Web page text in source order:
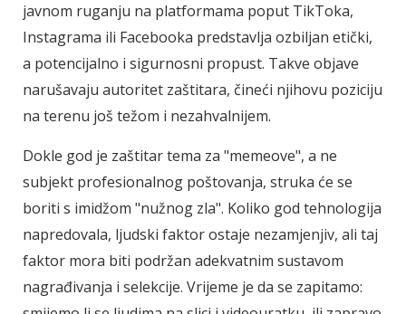
javnom ruganju na platformama poput TikToka,
Instagrama ili Facebooka predstavlja ozbiljan etički,
a potencijalno i sigurnosni propust. Takve objave
narušavaju autoritet zaštitara, čineći njihovu poziciju
na terenu još težom i nezahvalnijem.
Dokle god je zaštitar tema za "memeove", a ne
subjekt profesionalnog poštovanja, struka će se
boriti s imidžom "nužnog zla". Koliko god tehnologija
napredovala, ljudski faktor ostaje nezamjenjiv, ali taj
faktor mora biti podržan adekvatnim sustavom
nagrađivanja i selekcije. Vrijeme je da se zapitamo: